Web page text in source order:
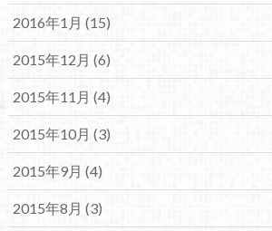
2016年1月 (15)
2015年12月 (6)
2015年11月 (4)
2015年10月 (3)
2015年9月 (4)
2015年8月 (3)